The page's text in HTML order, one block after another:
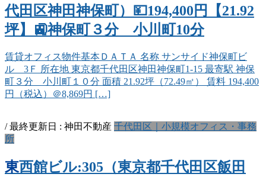
代田区神田神保町）💴194,400円【21.92
坪】🚉神保町３分 小川町10分
賃貸オフィス物件基本ＤＡＴＡ 名称 サンサイド神保町ビ
ル 3Ｆ 所在地 東京都千代田区神田神保町1-15 最寄駅 神保
町３分 小川町１０分 面積 21.92坪（72.49㎡） 賃料 194,400
円（税込）＠8,869円 […]
/ 最終更新日 : 神田不動産 千代田区｜小規模オフィス・事務
所
東西館ビル:305（東京都千代田区飯田